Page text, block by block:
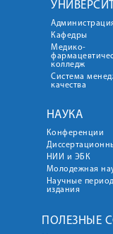
Кафедры
Медико-
колледж
Система
качества
НАУКА
Конференции
НИИ и ЭБК
Молодежная
Научные
издания
ПОЛЕЗНЫЕ